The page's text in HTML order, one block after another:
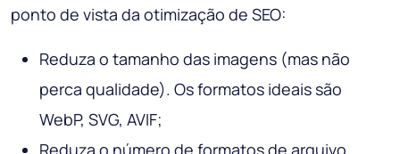
ponto de vista da otimização de SEO:
Reduza o tamanho das imagens (mas não
perca qualidade). Os formatos ideais são
WebP, SVG, AVIF;
Reduza o número de formatos de arquivo